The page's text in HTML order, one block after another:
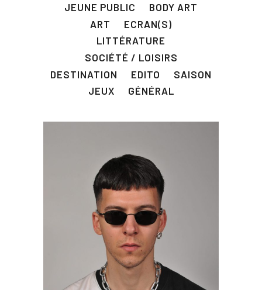
JEUNE PUBLIC
BODY ART
ART
ECRAN(S)
LITTÉRATURE
SOCIÉTÉ / LOISIRS
DESTINATION
EDITO
SAISON
JEUX
GÉNÉRAL